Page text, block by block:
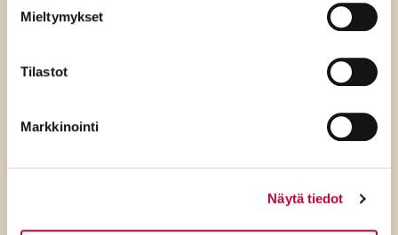
Mieltymykset
Tilastot
Markkinointi
Näytä tiedot